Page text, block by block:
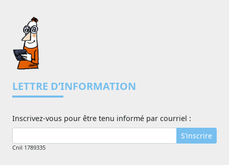
LETTRE D’INFORMATION
Inscrivez-vous pour être tenu informé par courriel :
S’inscrire
Cnil 1789335